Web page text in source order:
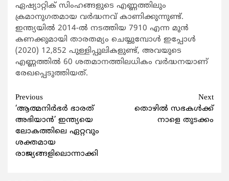
ഏഷ്യാറ്റിക് സിംഹങ്ങളുടെ എണ്ണത്തിലും
ക്രമാനുഗതമായ വര്‍ദ്ധനവ് കാണിക്കുന്നുണ്ട്.
ഇന്ത്യയില്‍ 2014-ല്‍ നടത്തിയ 7910 എന്ന മുന്‍
കണക്കുമായി താരതമ്യം ചെയ്യുമ്പോള്‍ ഇപ്പോള്‍
(2020) 12,852 പുള്ളിപ്പുലികളുണ്ട്, അവയുടെ
എണ്ണത്തില്‍ 60 ശതമാനത്തിലധികം വര്‍ദ്ധനയാണ്
രേഖപ്പെടുത്തിയത്.
Continue
Reading
Previous
‘ആത്മനിര്‍ഭര്‍ ഭാരത്
അഭിയാന്‍’ ഇന്ത്യയെ
ലോകത്തിലെ ഏറ്റവും
ശക്തമായ
രാജ്യങ്ങളിലൊന്നാക്കി
Next
തൊഴിൽ സഭകൾക്ക്
നാളെ തുടക്കം